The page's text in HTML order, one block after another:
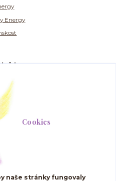
Energy
, Paseka 334 , 783 97
304
15 hod.)
Cookies
naše stránky fungovaly